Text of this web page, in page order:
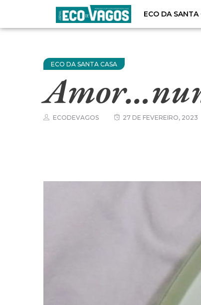
ECO DA SANTA
ECO DA SANTA CASA
ECODEVAGOS 27 DE FEVEREIRO, 2023